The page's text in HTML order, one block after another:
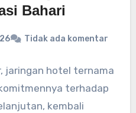
Bahari
Tidak ada komentar
jaringan hotel ternama
terhadap
kembali